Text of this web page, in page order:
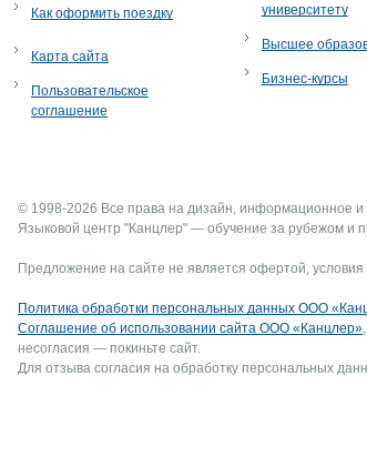
Как оформить поездку
Карта сайта
Пользовательское
соглашение
университету
Высшее
Бизнес-курсы
© 1998-2026 Все права на дизайн, информационное
Языковой центр "Канцлер" — обучение за рубежом и
Предложение на сайте не является офертой,
Политика обработки персональных данных ООО
Соглашение об использовании сайта ООО «Канцлер»
несогласия — покиньте сайт.
Для отзыва согласия на обработку персональных